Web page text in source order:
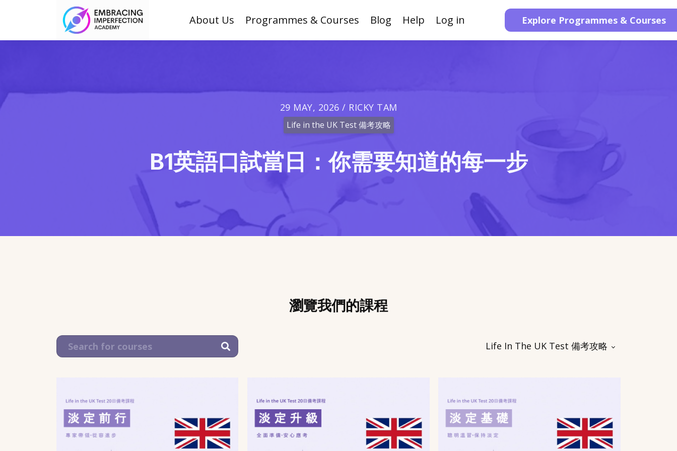
About Us Programmes & Courses Blog Help Log in Explore Programmes & Courses
29 MAY, 2026 / RICKY TAM
Life in the UK Test 備考攻略
B1英語口試當日：你需要知道的每一步
瀏覽我們的課程
Life In The UK Test 備考攻略